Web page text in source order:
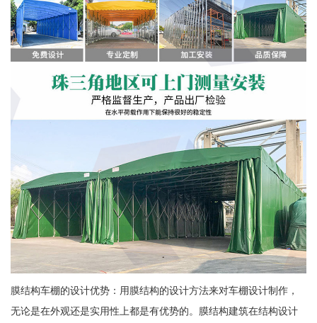
膜结构车棚的设计优势：用膜结构的设计方法来对车棚设计制作，
无论是在外观还是实用性上都是有优势的。膜结构建筑在结构设计